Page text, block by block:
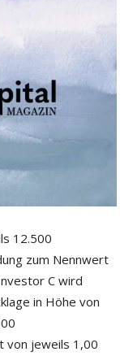
12.500
zum Nennwert
C wird
in Höhe von
von jeweils 1,00